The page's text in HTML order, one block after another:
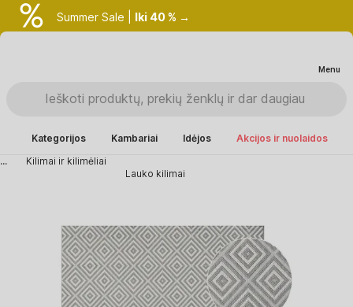
Summer Sale | Iki 40 % →
Menu
Kategorijos Kambariai Idėjos
Akcijos ir nuolaidos
...
Kilimai ir kilimėliai
Lauko kilimai